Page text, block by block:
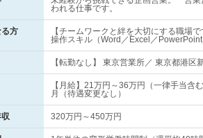
われる仕事です。
方
【チームワークと絆を大切にする職
操作スキル（Word／Excel／PowerPoint
【転勤なし】 東京営業所／ 東京都港
【月給】21万円～36万円（一律手当含
月（待遇変更なし）
320万円～450万円